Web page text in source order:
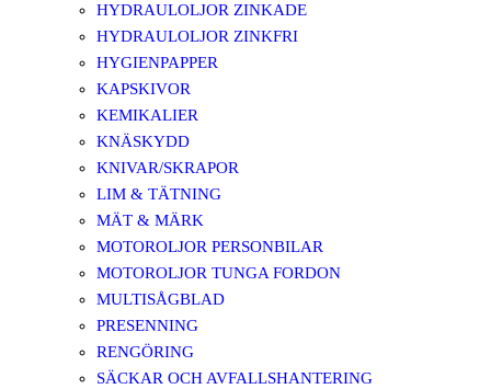
HYDRAULOLJOR ZINKADE
HYDRAULOLJOR ZINKFRI
HYGIENPAPPER
KAPSKIVOR
KEMIKALIER
KNÄSKYDD
KNIVAR/SKRAPOR
LIM & TÄTNING
MÄT & MÄRK
MOTOROLJOR PERSONBILAR
MOTOROLJOR TUNGA FORDON
MULTISÅGBLAD
PRESENNING
RENGÖRING
SÄCKAR OCH AVFALLSHANTERING